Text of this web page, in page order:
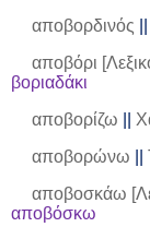
αποβορδινός
αποβόρι
βοριαδάκι
αποβορίζω
αποβορώνω
αποβοσκάω
αποβόσκω